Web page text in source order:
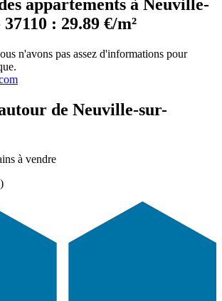
appartements à Neuville-
: 29.89 €/m²
n'avons pas assez d'informations pour
de Neuville-sur-
à vendre